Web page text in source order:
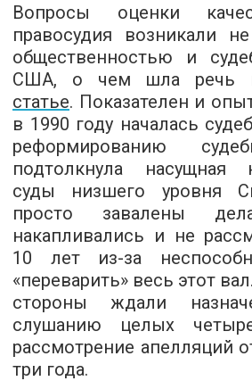
Вопросы оценки
правосудия возникали
общественностью и
США, о чем шла речь
статье. Показателен и
в 1990 году началась
реформированию
подтолкнула насущная
суды низшего уровня
просто завалены
накапливались и не
10 лет из-за
«переварить» весь этот
стороны ждали
слушанию целых
рассмотрение апелляций
три года.